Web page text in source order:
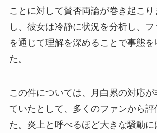
ことに対して賛否両論が巻き起こ
し、彼女は冷静に状況を分析し、
を通じて理解を深めることで事態を
た。
この件については、月白累の対応が
ていたとして、多くのファンから評
た。炎上と呼べるほど大きな騒動